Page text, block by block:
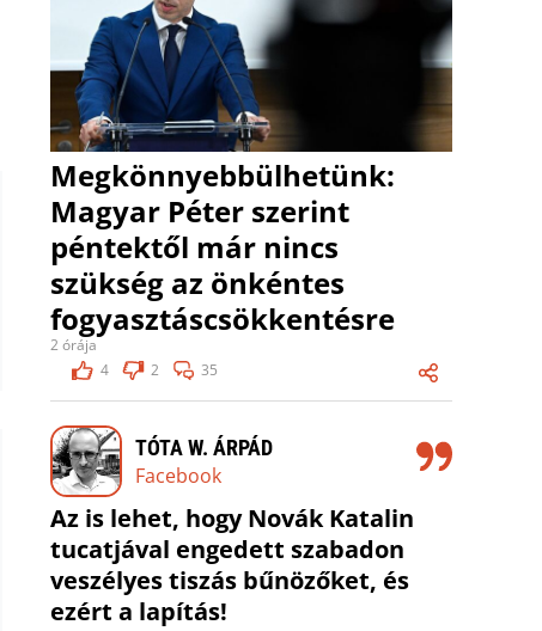
Megkönnyebbülhetünk:
Magyar Péter szerint
péntektől már nincs
szükség az önkéntes
fogyasztáscsökkentésre
2 órája
4
2 35
TÓTA W. ÁRPÁD
Facebook
Az is lehet, hogy Novák Katalin
tucatjával engedett szabadon
veszélyes tiszás bűnözőket, és
ezért a lapítás!